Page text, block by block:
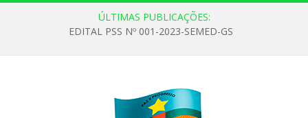
ÚLTIMAS PUBLICAÇÕES:
EDITAL PSS Nº 001-2023-SEMED-GS